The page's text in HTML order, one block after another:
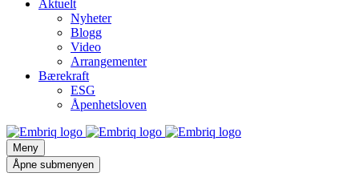
Aktuelt
Nyheter
Blogg
Video
Arrangementer
Bærekraft
ESG
Åpenhetsloven
Meny
Åpne submenyen